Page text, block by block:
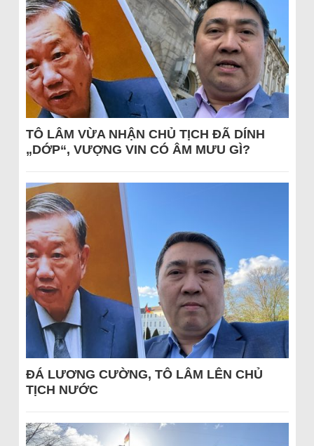
TÔ LÂM VỪA NHẬN CHỦ TỊCH ĐÃ DÍNH
„DỚP“, VƯỢNG VIN CÓ ÂM MƯU GÌ?
ĐÁ LƯƠNG CƯỜNG, TÔ LÂM LÊN CHỦ
TỊCH NƯỚC